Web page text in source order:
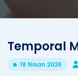
Temporal
18 Nisan 2026